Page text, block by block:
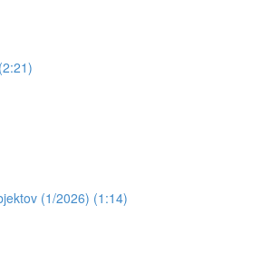
(1/2026) (1:14)